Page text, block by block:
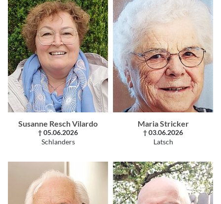
Susanne Resch Vilardo
† 05.06.2026
Schlanders
Maria Stricker
† 03.06.2026
Latsch